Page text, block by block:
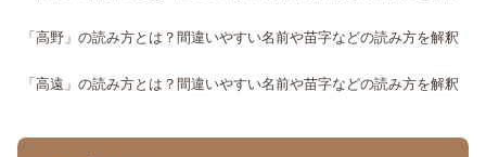
「高野」の読み方とは？間違いやすい名前や苗字などの読み方を解釈
「高遠」の読み方とは？間違いやすい名前や苗字などの読み方を解釈